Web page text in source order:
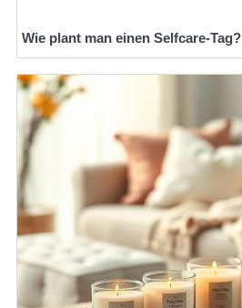
Wie plant man einen Selfcare-Tag?